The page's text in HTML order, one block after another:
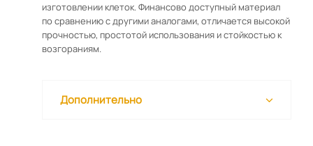
изготовлении клеток. Финансово доступный материал
по сравнению с другими аналогами, отличается высокой
прочностью, простотой использования и стойкостью к
возгораниям.
Дополнительно